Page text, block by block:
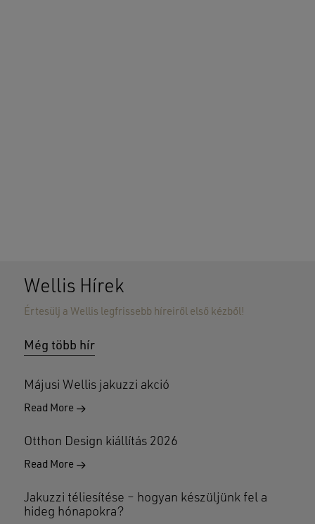
Wellis Hírek
Értesülj a Wellis legfrissebb híreiről első kézből!
Még több hír
Májusi Wellis jakuzzi akció
Read More
Otthon Design kiállítás 2026
Read More
Jakuzzi téliesítése – hogyan készüljünk fel a
hideg hónapokra?